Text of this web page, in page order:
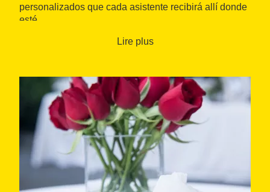
personalizados que cada asistente recibirá allí donde
esté.
Cataluña, como pueden ser la Casa Batllóo el
palacio Maricel, enSitges , entre muchos otros.
Lire plus